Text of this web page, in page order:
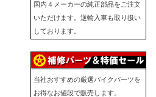
国内４メーカーの純正部品をご注文
いただけます。逆輸入車も取り扱い
しております。
当社おすすめの厳選バイクパーツを
お得なお値段で販売します。